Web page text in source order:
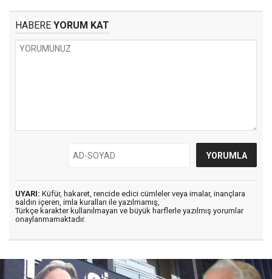
HABERE YORUM KAT
UYARI: Küfür, hakaret, rencide edici cümleler veya imalar, inançlara
saldırı içeren, imla kuralları ile yazılmamış,
Türkçe karakter kullanılmayan ve büyük harflerle yazılmış yorumlar
onaylanmamaktadır.